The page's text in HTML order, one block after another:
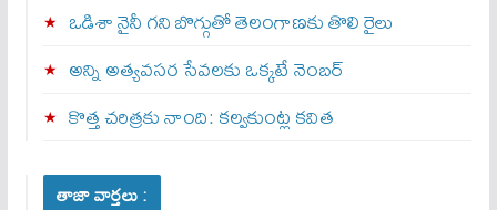
ఒడిశా నైనీ గని బొగ్గుతో తెలంగాణకు తొలి రైలు
అన్ని అత్యవసర సేవలకు ఒక్క‌టే నెంబ‌ర్‌
కొత్త చరిత్రకు నాంది: క‌ల్వ‌కుంట్ల కవిత
తాజా వార్తలు :